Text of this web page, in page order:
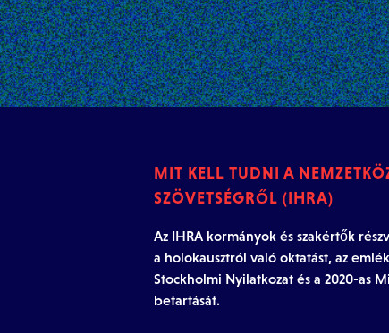
MIT KELL TUDNI A
SZÖVETSÉGRŐL (IHRA)
Az IHRA kormányok és szakértők
a holokausztról való oktatást, az
Stockholmi Nyilatkozat és a 2020-as
betartását.